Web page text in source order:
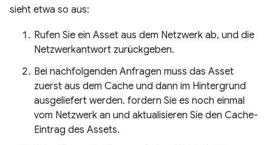
sieht etwa so aus:
Rufen Sie ein Asset aus dem Netzwerk ab, und die
Netzwerkantwort zurückgeben.
Bei nachfolgenden Anfragen muss das Asset
zuerst aus dem Cache und dann im Hintergrund
ausgeliefert werden. fordern Sie es noch einmal
vom Netzwerk an und aktualisieren Sie den Cache-
Eintrag des Assets.